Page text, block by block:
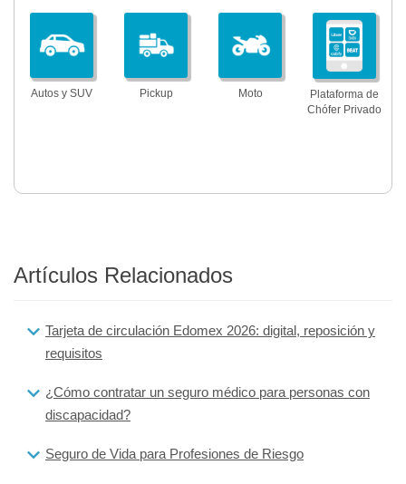
Autos y SUV Pickup Moto
Plataforma de
Chófer Privado
Artículos Relacionados
Tarjeta de circulación Edomex 2026: digital, reposición y
requisitos
¿Cómo contratar un seguro médico para personas con
discapacidad?
Seguro de Vida para Profesiones de Riesgo